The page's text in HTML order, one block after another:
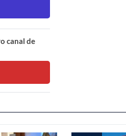
canal de